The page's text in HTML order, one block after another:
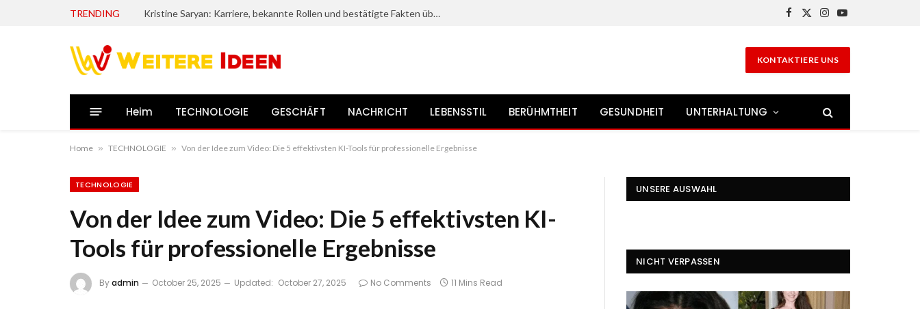
TRENDING Kristine Saryan: Karriere, bekannte Rollen und bestätigte Fakten über die Schauspielerin
Facebook
X
Instagram
YouTube
KONTAKTIERE UNS
Heim TECHNOLOGIE GESCHÄFT NACHRICHT LEBENSSTIL BERÜHMTHEIT GESUNDHEIT UNTERHALTUNG
Home » TECHNOLOGIE » Von der Idee zum Video: Die 5 effektivsten KI-Tools für professionelle Ergebnisse
TECHNOLOGIE
Von der Idee zum Video: Die 5 effektivsten KI-
Tools für professionelle Ergebnisse
Byadmin October 25, 2025 Updated: October 27, 2025 No Comments 11 Mins Read
UNSERE AUSWAHL
NICHT VERPASSEN